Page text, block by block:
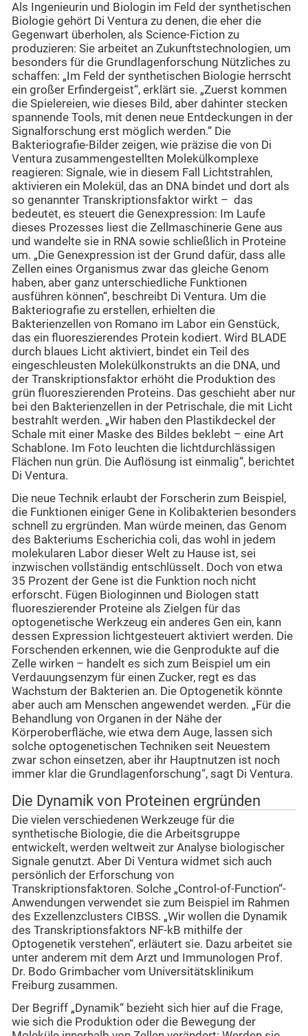
Als Ingenieurin und Biologin im Feld der synthetischen
Biologie gehört Di Ventura zu denen, die eher die
Gegenwart überholen, als Science-Fiction zu
produzieren: Sie arbeitet an Zukunftstechnologien, um
besonders für die Grundlagenforschung Nützliches zu
schaffen: „Im Feld der synthetischen Biologie herrscht
ein großer Erfindergeist“, erklärt sie. „Zuerst kommen
die Spielereien, wie dieses Bild, aber dahinter stecken
spannende Tools, mit denen neue Entdeckungen in der
Signalforschung erst möglich werden.“ Die
Bakteriografie-Bilder zeigen, wie präzise die von Di
Ventura zusammengestellten Molekülkomplexe
reagieren: Signale, wie in diesem Fall Lichtstrahlen,
aktivieren ein Molekül, das an DNA bindet und dort als
so genannter Transkriptionsfaktor wirkt – das
bedeutet, es steuert die Genexpression: Im Laufe
dieses Prozesses liest die Zellmaschinerie Gene aus
und wandelte sie in RNA sowie schließlich in Proteine
um. „Die Genexpression ist der Grund dafür, dass alle
Zellen eines Organismus zwar das gleiche Genom
haben, aber ganz unterschiedliche Funktionen
ausführen können“, beschreibt Di Ventura. Um die
Bakteriografie zu erstellen, erhielten die
Bakterienzellen von Romano im Labor ein Genstück,
das ein fluoreszierendes Protein kodiert. Wird BLADE
durch blaues Licht aktiviert, bindet ein Teil des
eingeschleusten Molekülkonstrukts an die DNA, und
der Transkriptionsfaktor erhöht die Produktion des
grün fluoreszierenden Proteins. Das geschieht aber nur
bei den Bakterienzellen in der Petrischale, die mit Licht
bestrahlt werden. „Wir haben den Plastikdeckel der
Schale mit einer Maske des Bildes beklebt – eine Art
Schablone. Im Foto leuchten die lichtdurchlässigen
Flächen nun grün. Die Auflösung ist einmalig“, berichtet
Di Ventura.
Die neue Technik erlaubt der Forscherin zum Beispiel,
die Funktionen einiger Gene in Kolibakterien besonders
schnell zu ergründen. Man würde meinen, das Genom
des Bakteriums Escherichia coli, das wohl in jedem
molekularen Labor dieser Welt zu Hause ist, sei
inzwischen vollständig entschlüsselt. Doch von etwa
35 Prozent der Gene ist die Funktion noch nicht
erforscht. Fügen Biologinnen und Biologen statt
fluoreszierender Proteine als Zielgen für das
optogenetische Werkzeug ein anderes Gen ein, kann
dessen Expression lichtgesteuert aktiviert werden. Die
Forschenden erkennen, wie die Genprodukte auf die
Zelle wirken – handelt es sich zum Beispiel um ein
Verdauungsenzym für einen Zucker, regt es das
Wachstum der Bakterien an. Die Optogenetik könnte
aber auch am Menschen angewendet werden. „Für die
Behandlung von Organen in der Nähe der
Körperoberfläche, wie etwa dem Auge, lassen sich
solche optogenetischen Techniken seit Neuestem
zwar schon einsetzen, aber ihr Hauptnutzen ist noch
immer klar die Grundlagenforschung“, sagt Di Ventura.
Die Dynamik von Proteinen ergründen
Die vielen verschiedenen Werkzeuge für die
synthetische Biologie, die die Arbeitsgruppe
entwickelt, werden weltweit zur Analyse biologischer
Signale genutzt. Aber Di Ventura widmet sich auch
persönlich der Erforschung von
Transkriptionsfaktoren. Solche „Control-of-Function“-
Anwendungen verwendet sie zum Beispiel im Rahmen
des Exzellenzclusters CIBSS. „Wir wollen die Dynamik
des Transkriptionsfaktors NF-kB mithilfe der
Optogenetik verstehen“, erläutert sie. Dazu arbeitet sie
unter anderem mit dem Arzt und Immunologen Prof.
Dr. Bodo Grimbacher vom Universitätsklinikum
Freiburg zusammen.
Der Begriff „Dynamik“ bezieht sich hier auf die Frage,
wie sich die Produktion oder die Bewegung der